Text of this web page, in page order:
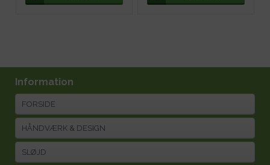
Information
FORSIDE
HÅNDVÆRK & DESIGN
SLØJD